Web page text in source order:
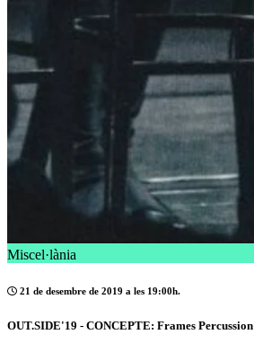
Miscel·lània
21 de desembre de 2019 a les 19:00h.
OUT.SIDE'19 - CONCEPTE: Frames Percussion